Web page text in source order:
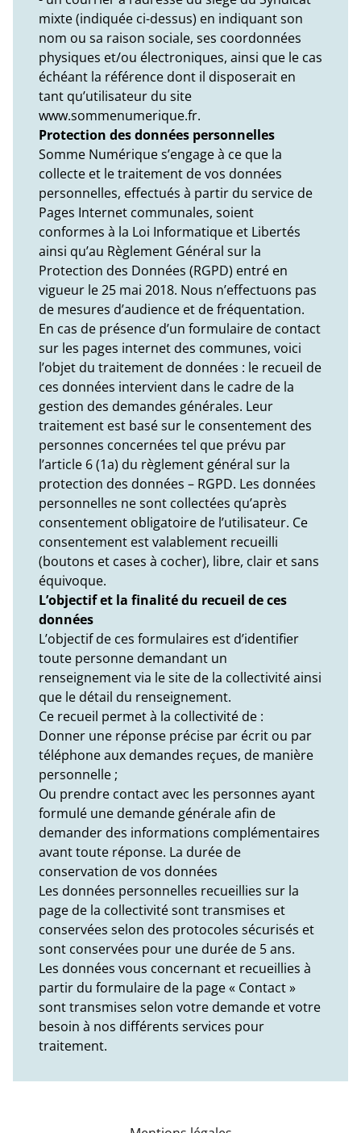
mixte (indiquée ci-dessus) en indiquant son
nom ou sa raison sociale, ses coordonnées
physiques et/ou électroniques, ainsi que le cas
échéant la référence dont il disposerait en
tant qu’utilisateur du site
www.sommenumerique.fr.
Protection des données personnelles
Somme Numérique s’engage à ce que la
collecte et le traitement de vos données
personnelles, effectués à partir du service de
Pages Internet communales, soient
conformes à la Loi Informatique et Libertés
ainsi qu’au Règlement Général sur la
Protection des Données (RGPD) entré en
vigueur le 25 mai 2018. Nous n’effectuons pas
de mesures d’audience et de fréquentation.
En cas de présence d’un formulaire de contact
sur les pages internet des communes, voici
l’objet du traitement de données : le recueil de
ces données intervient dans le cadre de la
gestion des demandes générales. Leur
traitement est basé sur le consentement des
personnes concernées tel que prévu par
l’article 6 (1a) du règlement général sur la
protection des données – RGPD. Les données
personnelles ne sont collectées qu’après
consentement obligatoire de l’utilisateur. Ce
consentement est valablement recueilli
(boutons et cases à cocher), libre, clair et sans
équivoque.
L’objectif et la finalité du recueil de ces
données
L’objectif de ces formulaires est d’identifier
toute personne demandant un
renseignement via le site de la collectivité ainsi
que le détail du renseignement.
Ce recueil permet à la collectivité de :
Donner une réponse précise par écrit ou par
téléphone aux demandes reçues, de manière
personnelle ;
Ou prendre contact avec les personnes ayant
formulé une demande générale afin de
demander des informations complémentaires
avant toute réponse. La durée de
conservation de vos données
Les données personnelles recueillies sur la
page de la collectivité sont transmises et
conservées selon des protocoles sécurisés et
sont conservées pour une durée de 5 ans.
Les données vous concernant et recueillies à
partir du formulaire de la page « Contact »
sont transmises selon votre demande et votre
besoin à nos différents services pour
traitement.